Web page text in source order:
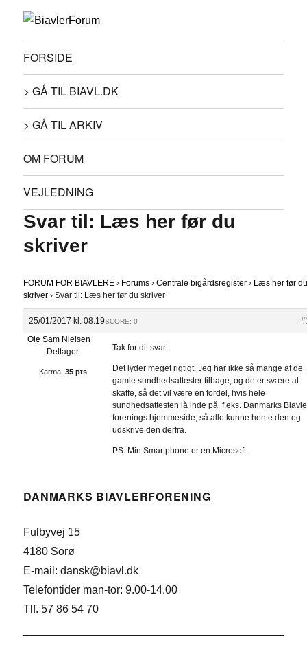
FORSIDE
> GÅ TIL BIAVL.DK
> GÅ TIL ARKIV
OM FORUM
VEJLEDNING
Svar til: Læs her før du
skriver
FORUM FOR BIAVLERE › Forums › Centrale bigårdsregister › Læs her før
skriver › Svar til: Læs her før du skriver
25/01/2017 kl. 08:19SCORE: 0
Ole Sam Nielsen
Deltager
Karma: 35 pts
Tak for dit svar.
Det lyder meget rigtigt. Jeg har ikke så mange af de
gamle sundhedsattester tilbage, og de er svære at
skaffe, så det vil være en fordel, hvis hele
sundhedsattesten lå inde på f.eks. Danmarks
forenings hjemmeside, så alle kunne hente den og
udskrive den derfra.
PS. Min Smartphone er en Microsoft.
DANMARKS BIAVLERFORENING
Fulbyvej 15
4180 Sorø
E-mail: dansk@biavl.dk
Telefontider man-tor: 9.00-14.00
Tlf. 57 86 54 70